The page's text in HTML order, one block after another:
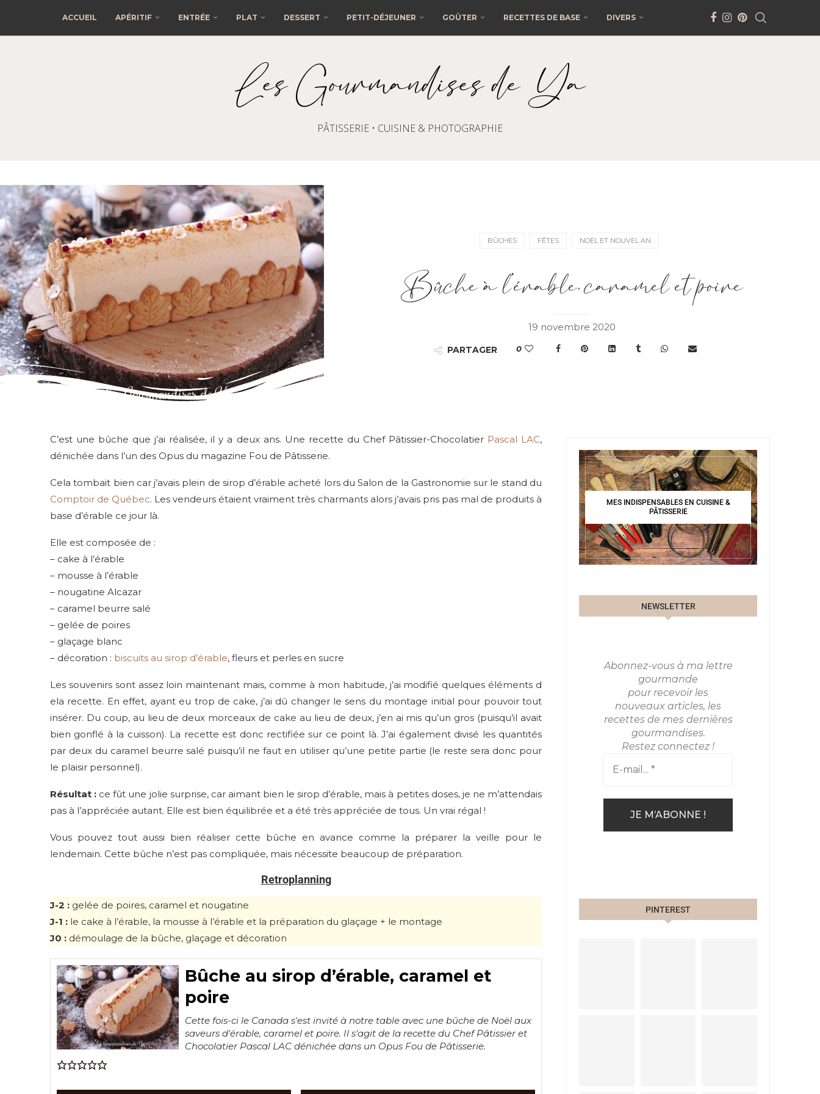
ACCUEIL APÉRITIF ENTRÉE PLAT DESSERT PETIT-DÉJEUNER GOÛTER RECETTES DE BASE DIVERS
PÂTISSERIE • CUISINE & PHOTOGRAPHIE
BÛCHES FÊTES NOËL ET NOUVEL AN
Bûche à l’érable, caramel et poire
19 novembre 2020
PARTAGER 0
C’est une bûche que j’ai réalisée, il y a deux ans. Une recette du Chef Pâtissier-Chocolatier Pascal LAC,
dénichée dans l’un des Opus du magazine Fou de Pâtisserie.
Cela tombait bien car j’avais plein de sirop d’érable acheté lors du Salon de la Gastronomie sur le stand du
Comptoir de Québec. Les vendeurs étaient vraiment très charmants alors j’avais pris pas mal de produits à
base d’érable ce jour là.
Elle est composée de :
– cake à l’érable
– mousse à l’érable
– nougatine Alcazar
– caramel beurre salé
– gelée de poires
– glaçage blanc
– décoration : biscuits au sirop d’érable, fleurs et perles en sucre
Les souvenirs sont assez loin maintenant mais, comme à mon habitude, j’ai modifié quelques éléments d
ela recette. En effet, ayant eu trop de cake, j’ai dû changer le sens du montage initial pour pouvoir tout
insérer. Du coup, au lieu de deux morceaux de cake au lieu de deux, j’en ai mis qu’un gros (puisqu’il avait
bien gonflé à la cuisson). La recette est donc rectifiée sur ce point là. J’ai également divisé les quantités
par deux du caramel beurre salé puisqu’il ne faut en utiliser qu’une petite partie (le reste sera donc pour
le plaisir personnel).
Résultat : ce fût une jolie surprise, car aimant bien le sirop d’érable, mais à petites doses, je ne m’attendais
pas à l’appréciée autant. Elle est bien équilibrée et a été très appréciée de tous. Un vrai régal !
Vous pouvez tout aussi bien réaliser cette bûche en avance comme la préparer la veille pour le
lendemain. Cette bûche n’est pas compliquée, mais nécessite beaucoup de préparation.
Retroplanning
J-2 : gelée de poires, caramel et nougatine
J-1 : le cake à l’érable, la mousse à l’érable et la préparation du glaçage + le montage
J0 : démoulage de la bûche, glaçage et décoration
Bûche au sirop d’érable, caramel et
poire
Cette fois-ci le Canada s'est invité à notre table avec une bûche de Noël aux
saveurs d'érable, caramel et poire. Il s'agit de la recette du Chef Pâtissier et
Chocolatier Pascal LAC dénichée dans un Opus Fou de Pâtisserie.
MES INDISPENSABLES EN CUISINE &
PÂTISSERIE
NEWSLETTER
Abonnez-vous à ma lettre
gourmande
pour recevoir les
nouveaux articles, les
recettes de mes dernières
gourmandises.
Restez connectez !
PINTEREST